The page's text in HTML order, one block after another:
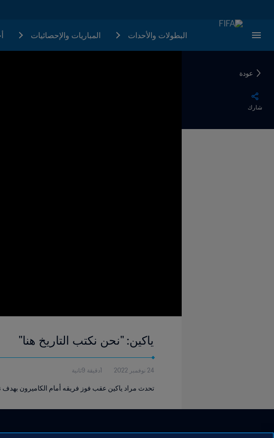
البطولات والأحدات المباريات والإحصائيات
عودة
شارك
ياكين: "نحن نكتب التاريخ هنا"
24 نوفمبر 2022 1دقيقة 9ثانية
تحدث مراد ياكين عقب فوز فريقه أمام الكاميرون